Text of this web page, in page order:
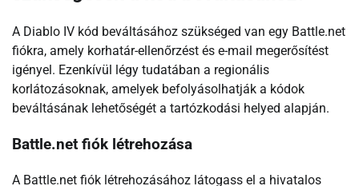
A Diablo IV kód beváltásához szükséged van egy Battle.net
fiókra, amely korhatár-ellenőrzést és e-mail megerősítést
igényel. Ezenkívül légy tudatában a regionális
korlátozásoknak, amelyek befolyásolhatják a kódok
beváltásának lehetőségét a tartózkodási helyed alapján.
Battle.net fiók létrehozása
A Battle.net fiók létrehozásához látogass el a hivatalos